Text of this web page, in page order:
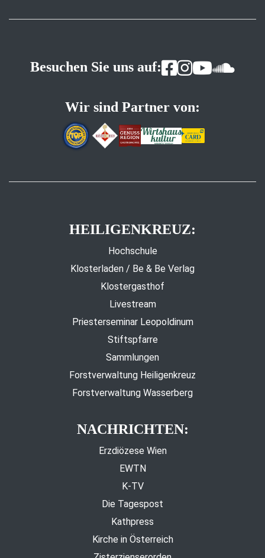
Besuchen Sie uns auf:
Wir sind Partner von:
HEILIGENKREUZ:
Hochschule
Klosterladen / Be & Be Verlag
Klostergasthof
Livestream
Priesterseminar Leopoldinum
Stiftspfarre
Sammlungen
Forstverwaltung Heiligenkreuz
Forstverwaltung Wasserberg
NACHRICHTEN:
Erzdiözese Wien
EWTN
K-TV
Die Tagespost
Kathpress
Kirche in Österreich